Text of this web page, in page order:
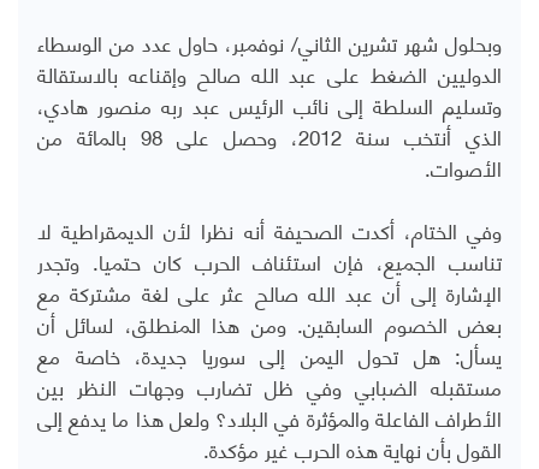
وبحلول شهر تشرين الثاني/ نوفمبر، حاول عدد من الوسطاء
الدوليين الضغط على عبد الله صالح وإقناعه بالاستقالة
وتسليم السلطة إلى نائب الرئيس عبد ربه منصور هادي،
الذي أنتخب سنة 2012، وحصل على 98 بالمائة من
الأصوات.
وفي الختام، أكدت الصحيفة أنه نظرا لأن الديمقراطية لا
تناسب الجميع، فإن استئناف الحرب كان حتميا. وتجدر
الإشارة إلى أن عبد الله صالح عثر على لغة مشتركة مع
بعض الخصوم السابقين. ومن هذا المنطلق، لسائل أن
يسأل: هل تحول اليمن إلى سوريا جديدة، خاصة مع
مستقبله الضبابي وفي ظل تضارب وجهات النظر بين
الأطراف الفاعلة والمؤثرة في البلاد؟ ولعل هذا ما يدفع إلى
القول بأن نهاية هذه الحرب غير مؤكدة.